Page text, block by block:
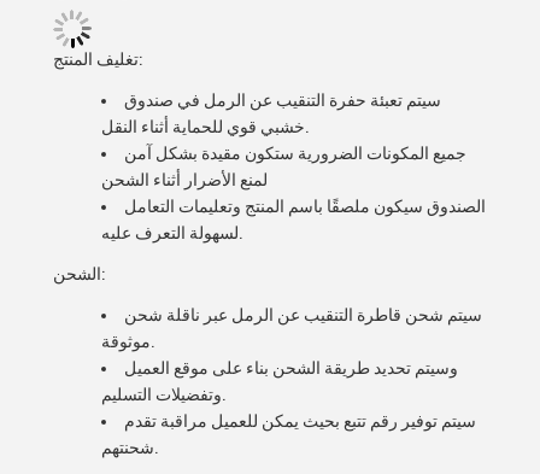
تغليف المنتج:
سيتم تعبئة حفرة التنقيب عن الرمل في صندوق
جميع المكونات الضرورية ستكون مقيدة بشكل آمن
لمنع الأضرار أثناء الشحن
الصندوق سيكون ملصقًا باسم المنتج وتعليمات التعامل
الشحن:
سيتم شحن قاطرة التنقيب عن الرمل عبر ناقلة شحن
وسيتم تحديد طريقة الشحن بناء على موقع العميل
سيتم توفير رقم تتبع بحيث يمكن للعميل مراقبة تقدم